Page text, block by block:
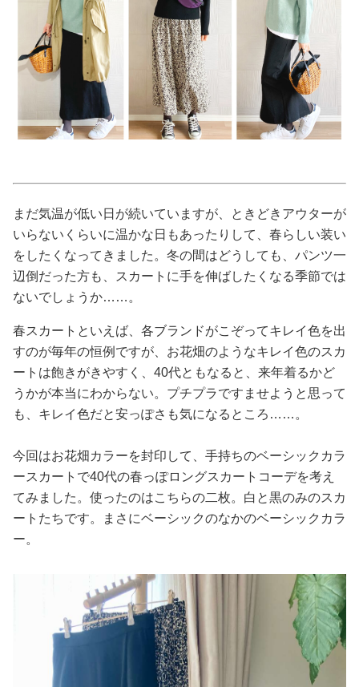
ココロ/カラダ
グルメ
トラベル
性と愛
ゲーム
まだ気温が低い日が続いていますが、ときどきアウターが
いらないくらいに温かな日もあったりして、春らしい装い
をしたくなってきました。冬の間はどうしても、パンツ一
辺倒だった方も、スカートに手を伸ばしたくなる季節では
ないでしょうか……。
春スカートといえば、各ブランドがこぞってキレイ色を出
すのが毎年の恒例ですが、お花畑のようなキレイ色のスカ
ートは飽きがきやすく、40代ともなると、来年着るかど
うかが本当にわからない。プチプラですませようと思って
も、キレイ色だと安っぽさも気になるところ……。
今回はお花畑カラーを封印して、手持ちのベーシックカラ
ースカートで40代の春っぽロングスカートコーデを考え
てみました。使ったのはこちらの二枚。白と黒のみのスカ
ートたちです。まさにベーシックのなかのベーシックカラ
ー。